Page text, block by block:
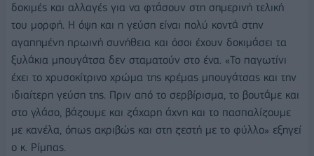
δοκιμές και αλλαγές για να φτάσουν στη σημερινή τελική
του μορφή. Η όψη και η γεύση είναι πολύ κοντά στην
αγαπημένη πρωινή συνήθεια και όσοι έχουν δοκιμάσει τα
ξυλάκια μπουγάτσα δεν σταματούν στο ένα. «Το παγωτίνι
έχει το χρυσοκίτρινο χρώμα της κρέμας μπουγάτσας και την
ιδιαίτερη γεύση της. Πριν από το σερβίρισμα, το βουτάμε και
στο γλάσο, βάζουμε και ζάχαρη άχνη και το πασπαλίζουμε
με κανέλα, όπως ακριβώς και στη ζεστή με το φύλλο» εξηγεί
ο κ. Ρίμπας.